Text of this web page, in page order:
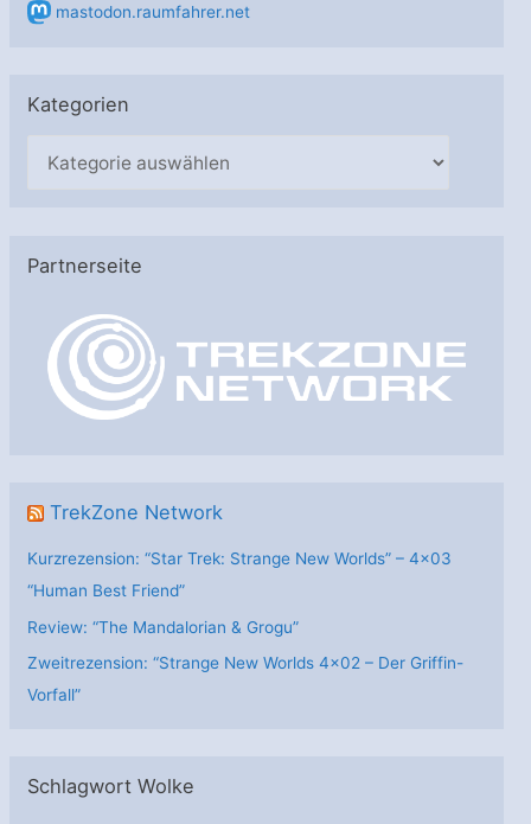
mastodon.raumfahrer.net
Kategorien
g
Partnerseite
TrekZone Network
Kurzrezension: “Star Trek: Strange New Worlds” – 4×03
“Human Best Friend”
Review: “The Mandalorian & Grogu”
Zweitrezension: “Strange New Worlds 4×02 – Der Griffin-
Vorfall”
Schlagwort Wolke